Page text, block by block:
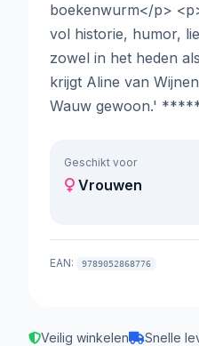
boekenwurm</p>
vol historie, humor,
zowel in het heden
krijgt Aline van
Wauw gewoon.'
Geschikt voor
Vrouwen
EAN: 9789052868776
Veilig winkelen Snelle